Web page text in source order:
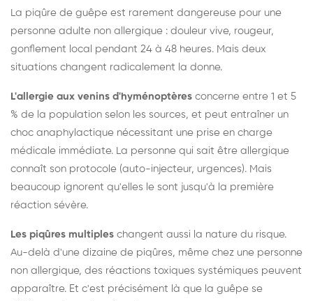
La piqûre de guêpe est rarement dangereuse pour une
personne adulte non allergique : douleur vive, rougeur,
gonflement local pendant 24 à 48 heures. Mais deux
situations changent radicalement la donne.
L'allergie aux venins d'hyménoptères concerne entre 1 et 5
% de la population selon les sources, et peut entraîner un
choc anaphylactique nécessitant une prise en charge
médicale immédiate. La personne qui sait être allergique
connaît son protocole (auto-injecteur, urgences). Mais
beaucoup ignorent qu'elles le sont jusqu'à la première
réaction sévère.
Les piqûres multiples changent aussi la nature du risque.
Au-delà d'une dizaine de piqûres, même chez une personne
non allergique, des réactions toxiques systémiques peuvent
apparaître. Et c'est précisément là que la guêpe se